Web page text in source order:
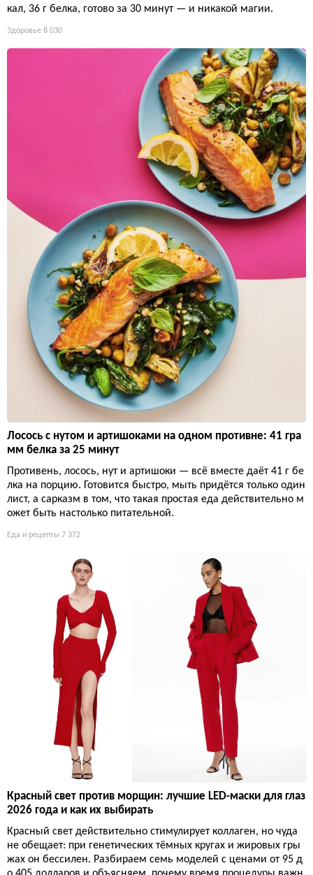
кал, 36 г белка, готово за 30 минут — и никакой магии.
Здоровье 8 030
Лосось с нутом и артишоками на одном противне: 41 гра
мм белка за 25 минут
Противень, лосось, нут и артишоки — всё вместе даёт 41 г бе
лка на порцию. Готовится быстро, мыть придётся только один
лист, а сарказм в том, что такая простая еда действительно м
ожет быть настолько питательной.
Еда и рецепты 7 372
Красный свет против морщин: лучшие LED-маски для глаз
2026 года и как их выбирать
Красный свет действительно стимулирует коллаген, но чуда
не обещает: при генетических тёмных кругах и жировых гры
жах он бессилен. Разбираем семь моделей с ценами от 95 д